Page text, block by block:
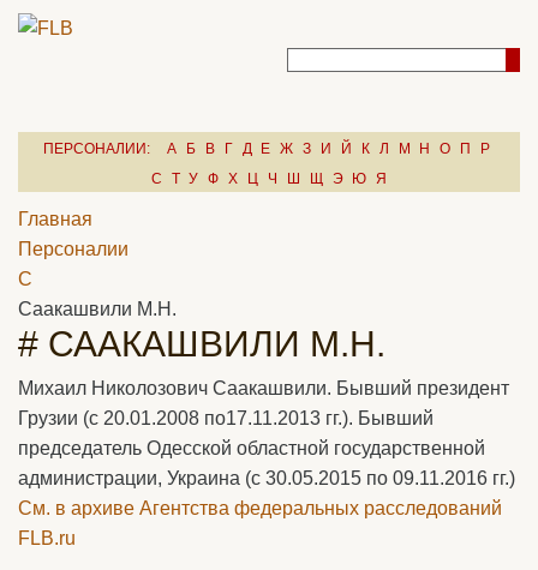
ПЕРСОНАЛИИ: А Б В Г Д Е Ж З И Й К Л М Н О П
Р
С
Т У Ф Х Ц Ч Ш Щ Э Ю Я
Главная
Персоналии
С
Саакашвили М.Н.
# СААКАШВИЛИ М.Н.
Михаил Николозович Саакашвили. Бывший президент
Грузии (с 20.01.2008 по17.11.2013 гг.). Бывший
председатель Одесской областной государственной
администрации, Украина (с 30.05.2015 по 09.11.2016 гг.)
См. в архиве Агентства федеральных расследований
FLB.ru